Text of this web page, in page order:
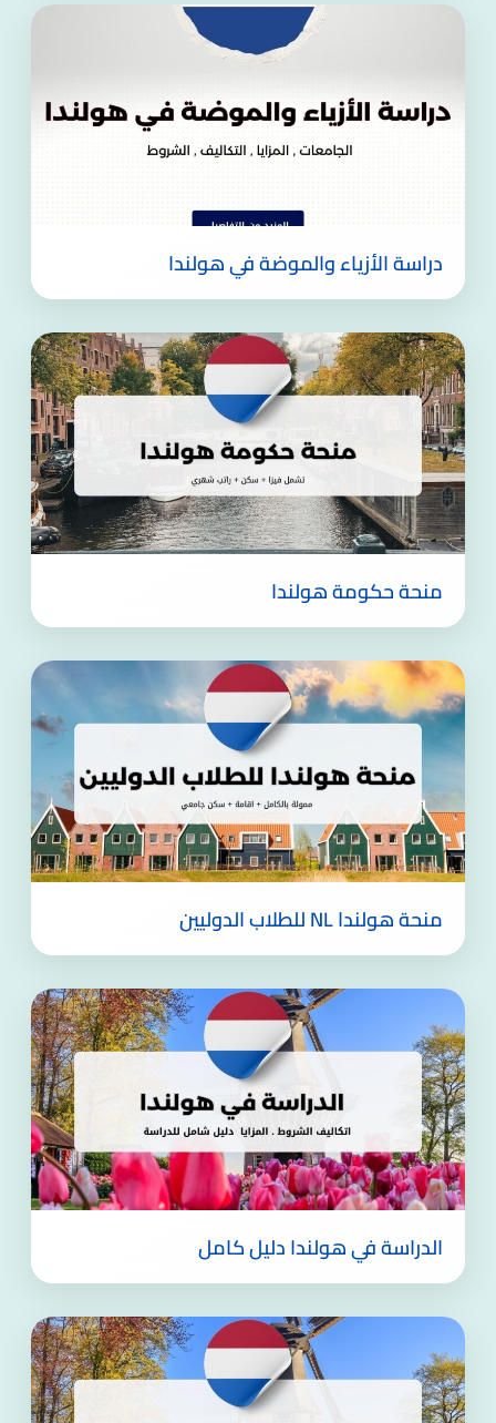
دراسة الأزياء والموضة في هولندا
منحة حكومة هولندا
منحة هولندا NL للطلاب الدوليين
الدراسة في هولندا دليل كامل